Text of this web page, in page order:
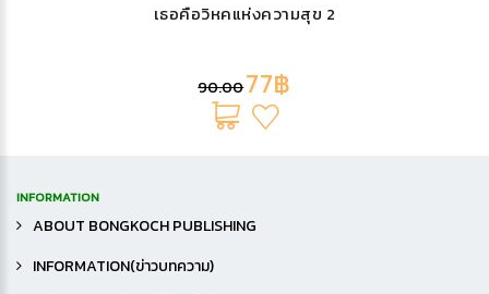
เธอคือวิหคแห่งความสุข 2
90.0077฿
INFORMATION
ABOUT BONGKOCH PUBLISHING
INFORMATION(ข่าวบทความ)